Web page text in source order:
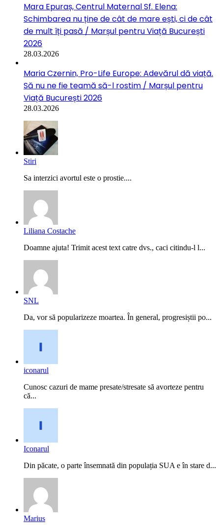
Mara Epuraș, Centrul Maternal Sf. Elena:
Schimbarea nu ține de cât de mare ești, ci de cât
de mult îți pasă / Marșul pentru Viață București
2026
28.03.2026
Maria Czernin, Pro-Life Europe: Adevărul dă viață.
Să nu ne fie teamă să-l rostim / Marșul pentru
Viață București 2026
28.03.2026
Stiri
Sa interzici avortul este o prostie....
Liliana Costache
Doamne ajuta! Trimit acest text catre dvs., caci citindu-l l...
SNL
Da, vor să popularizeze moartea. În general, progresiștii po...
iconarul
Cunosc cazuri de mame presate/stresate să avorteze pentru
că...
Iconarul
Din păcate, o parte însemnată din populația SUA e în stare d...
Marius